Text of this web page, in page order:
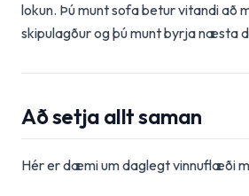
lokun. Þú munt sofa betur vitandi að
skipulagður og þú munt byrja næsta
Að setja allt saman
Hér er dæmi um daglegt vinnuflæði